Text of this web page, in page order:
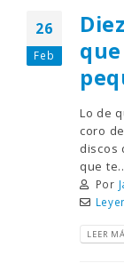
26
Feb
Lo de
coro
discos
que
Por
LEER